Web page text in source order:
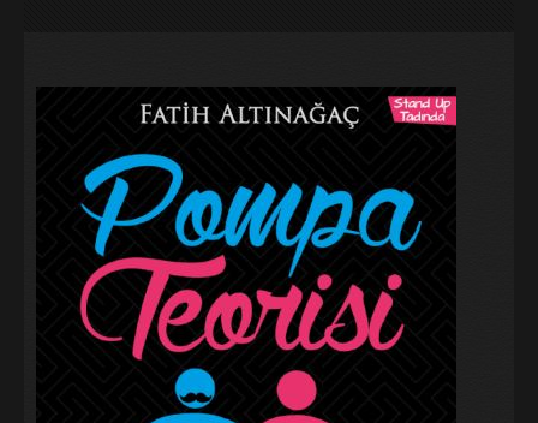
İletişim